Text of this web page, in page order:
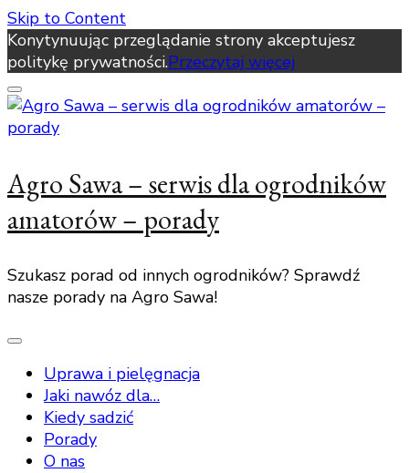
Skip to Content
Konytynuując przeglądanie strony akceptujesz
politykę prywatności.Przeczytaj więcej
Agro Sawa – serwis dla ogrodników
amatorów – porady
Szukasz porad od innych ogrodników? Sprawdź
nasze porady na Agro Sawa!
Uprawa i pielęgnacja
Jaki nawóz dla…
Kiedy sadzić
Porady
O nas